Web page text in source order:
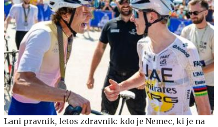
Lani pravnik, letos zdravnik: kdo je Nemec, ki je na